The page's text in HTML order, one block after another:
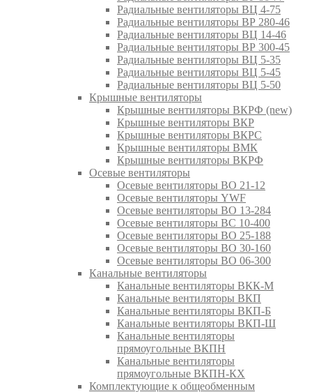
Радиальные вентиляторы ВЦ 4-75
Радиальные вентиляторы ВР 280-46
Радиальные вентиляторы ВЦ 14-46
Радиальные вентиляторы ВР 300-45
Радиальные вентиляторы ВЦ 5-35
Радиальные вентиляторы ВЦ 5-45
Радиальные вентиляторы ВЦ 5-50
Крышные вентиляторы
Крышные вентиляторы ВКРФ (new)
Крышные вентиляторы ВКР
Крышные вентиляторы ВКРС
Крышные вентиляторы ВМК
Крышные вентиляторы ВКРФ
Осевые вентиляторы
Осевые вентиляторы ВО 21-12
Осевые вентиляторы YWF
Осевые вентиляторы ВО 13-284
Осевые вентиляторы ВС 10-400
Осевые вентиляторы ВО 25-188
Осевые вентиляторы ВО 30-160
Осевые вентиляторы ВО 06-300
Канальные вентиляторы
Канальные вентиляторы ВКК-М
Канальные вентиляторы ВКП
Канальные вентиляторы ВКП-Б
Канальные вентиляторы ВКП-Ш
Канальные вентиляторы
прямоугольные ВКПН
Канальные вентиляторы
прямоугольные ВКПН-КХ
Комплектующие к общеобменным